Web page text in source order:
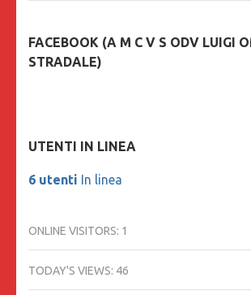
FACEBOOK (A M C V S ODV LUIGI
STRADALE)
UTENTI IN LINEA
6 utenti In linea
ONLINE VISITORS: 1
TODAY'S VIEWS: 46